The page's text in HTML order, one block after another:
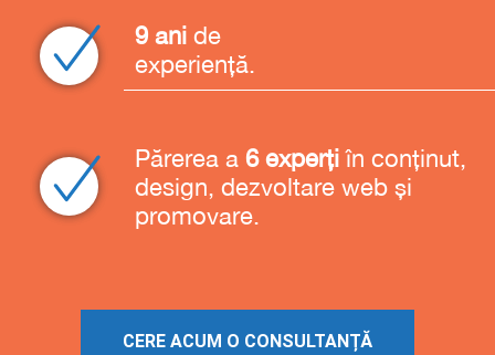
9 ani de
Părerea a 6 experțiîn conținut,
design, dezvoltare web și
promovare.
CERE ACUM O CONSULTANȚĂ